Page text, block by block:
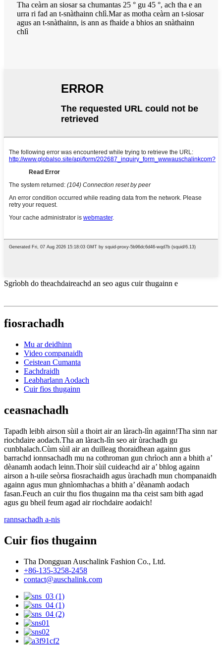
Tha ceàrn an siosar sa chumantas 25 ° gu 45 °, ach tha e an
urra ri fad an t-snàthainn chlì.Mar as motha ceàrn an t-siosar
agus an t-snàthainn, is ann as fhaide a bhios an snàthainn
chlì
Sgrìobh do theachdaireachd an seo agus cuir thugainn e
fiosrachadh
Mu ar deidhinn
Video companaidh
Ceistean Cumanta
Eachdraidh
Leabharlann Aodach
Cuir fios thugainn
ceasnachadh
Tapadh leibh airson sùil a thoirt air an làrach-lìn againn!Tha sinn nar
riochdaire aodach.Tha an làrach-lìn seo air ùrachadh gu
cunbhalach.Cùm sùil air an duilleag thoraidhean againn gus
barrachd ionnsachadh mu na cothroman gun chrìoch ann a bhith a’
dèanamh aodach leinn.Thoir sùil cuideachd air a’ bhlog againn
airson a h-uile seòrsa fiosrachaidh agus ùrachadh mun chompanaidh
againn agus mun ghnìomhachas a bhith a’ dèanamh aodach
fasan.Feuch an cuir thu fios thugainn ma tha ceist sam bith agad
agus gu bheil feum agad air riochdaire aodaich!
rannsachadh a-nis
Cuir fios thugainn
Tha Dongguan Auschalink Fashion Co., Ltd.
+86-135-3258-2458
contact@auschalink.com